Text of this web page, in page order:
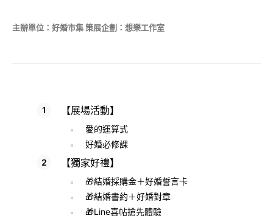
主辦單位：好婚市集 策展企劃：想樂工作室
【展場活動】
愛的運算式
好婚必修課
【獨家好禮】
🎁結婚採購金＋好婚誓言卡
🎁結婚書約＋好婚對章
🎁Line喜帖搶先體驗